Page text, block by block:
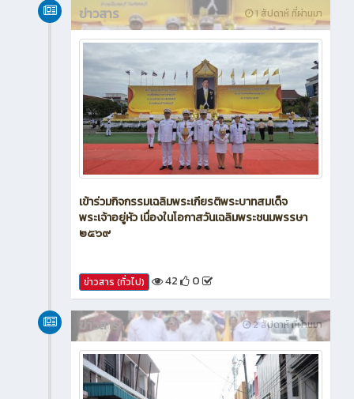
1 สัปดาห์ ที่ผ่านมา
ข่าวสาร
เข้าร่วมกิจกรรมเฉลิมพระเกียรติพระบาทสมเด็จ
พระเจ้าอยู่หัว เนื่องในโอกาสวันเฉลิมพระชนมพรรษา
๒๕๖๙
ข่าวสาร (ทั่วไป) 42 0
2 สัปดาห์ ที่ผ่านมา
ข่าวสาร